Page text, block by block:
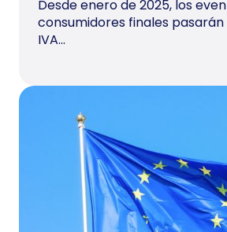
Desde enero de 2025, los
consumidores finales
IVA...